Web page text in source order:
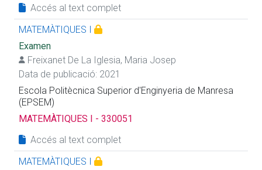
Accés al text complet
MATEMÀTIQUES I
Examen
Freixanet De La Iglesia, Maria Josep
Data de publicació: 2021
Escola Politècnica Superior d'Enginyeria de Manresa
(EPSEM)
MATEMÀTIQUES I - 330051
Accés al text complet
MATEMÀTIQUES I